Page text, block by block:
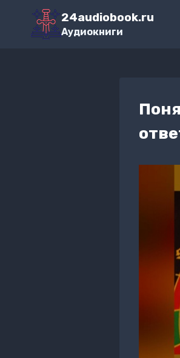
Перейти
содержимому
24audiobook.ru
Аудиокниги